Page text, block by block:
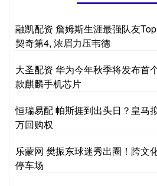
融凯配资 詹姆斯生涯最强队友
契奇第4, 浓眉力压韦德
大圣配资 华为今年秋季将发布首
款麒麟手机芯片
恒瑞易配 帕斯捱到出头日？皇马
万回购权
乐蒙网 樊振东球迷秀出圈！跨文
停车场